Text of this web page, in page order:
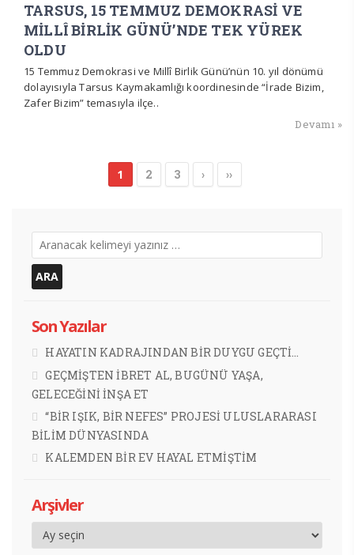
TARSUS, 15 TEMMUZ DEMOKRASİ VE
MİLLÎ BİRLİK GÜNÜ’NDE TEK YÜREK
OLDU
15 Temmuz Demokrasi ve Millî Birlik Günü’nün 10. yıl dönümü
dolayısıyla Tarsus Kaymakamlığı koordinesinde “İrade Bizim,
Zafer Bizim” temasıyla ilçe..
Devamı »
1 2 3 › ››
Son Yazılar
HAYATIN KADRAJINDAN BİR DUYGU GEÇTİ…
GEÇMİŞTEN İBRET AL, BUGÜNÜ YAŞA,
GELECEĞİNİ İNŞA ET
“BİR IŞIK, BİR NEFES” PROJESİ ULUSLARARASI
BİLİM DÜNYASINDA
KALEMDEN BİR EV HAYAL ETMİŞTİM
Arşivler